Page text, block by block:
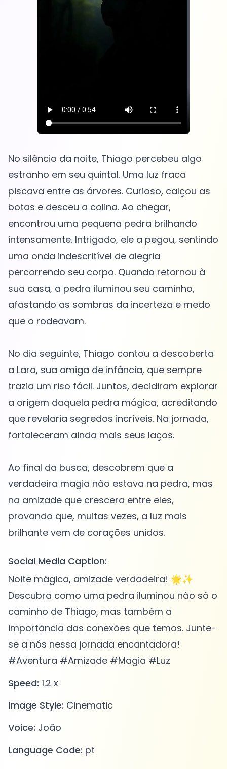
No silêncio da noite, Thiago percebeu algo
estranho em seu quintal. Uma luz fraca
piscava entre as árvores. Curioso, calçou as
botas e desceu a colina. Ao chegar,
encontrou uma pequena pedra brilhando
intensamente. Intrigado, ele a pegou, sentindo
uma onda indescritível de alegria
percorrendo seu corpo. Quando retornou à
sua casa, a pedra iluminou seu caminho,
afastando as sombras da incerteza e medo
que o rodeavam.
No dia seguinte, Thiago contou a descoberta
a Lara, sua amiga de infância, que sempre
trazia um riso fácil. Juntos, decidiram explorar
a origem daquela pedra mágica, acreditando
que revelaria segredos incríveis. Na jornada,
fortaleceram ainda mais seus laços.
Ao final da busca, descobrem que a
verdadeira magia não estava na pedra, mas
na amizade que crescera entre eles,
provando que, muitas vezes, a luz mais
Social Media Caption:
Noite mágica, amizade verdadeira! 🌟✨
Descubra como uma pedra iluminou não só o
caminho de Thiago, mas também a
importância das conexões que temos. Junte-
se a nós nessa jornada encantadora!
#Aventura #Amizade #Magia #Luz
Speed: 1.2 x
Image Style: Cinematic
Voice: João
Language Code: pt